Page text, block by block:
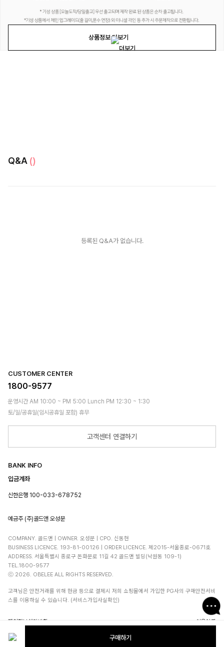
구매하기
상품정보 더보기
Q&A ()
등록된 Q&A가 없습니다.
CUSTOMER CENTER
1800-9577
운영시간 AM 10:00 ~ PM 5:00 Lunch PM 12:30 ~ 1:30
토/일/공휴일(임시공휴일 포함) 휴무
고객센터 연결하기
BANK INFO
입금계좌
신한은행 100-033-678752
예금주 (주)골드앤 오성문
COMPANY. 골드앤 | OWNER. 오성문 | CPO. 신동현
BUSINESS LICENCE. 193-81-00126 | ORDER LICENCE. 제2015-서울종로-0671호
ADDRESS. 서울특별시 종로구 돈화문로 11길 42 골드앤 빌딩(낙원동 109-1)
TEL.1800-9577
ⓒ 2026. OBELEE ALL RIGHTS RESERVED.
고객님은 안전거래를 위해 현금 등으로 결제시 저희 쇼핑몰에서 가입한 PG사의 구매안전서비
스를 이용하실 수 있습니다. (서비스가입사실확인)
개인정보처리방침 이용약관